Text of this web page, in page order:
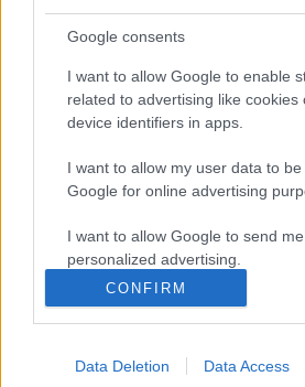
Google consents
I want to allow Google to enable
related to advertising like cookies
device identifiers in apps.
I want to allow my user data to
Google for online advertising
I want to allow Google to send me
personalized advertising.
I want to allow Google to enable
related to analytics like cookies
CONFIRM
Data Deletion Data Access
tilosnak nevezett. A színpad elején,
óriási hintában ülhet a címszereplő,
teremtve a nézőkkel.
Kárpáti Enikő
színpadra lép mégMajor Melinda
MEGOSZTÁS